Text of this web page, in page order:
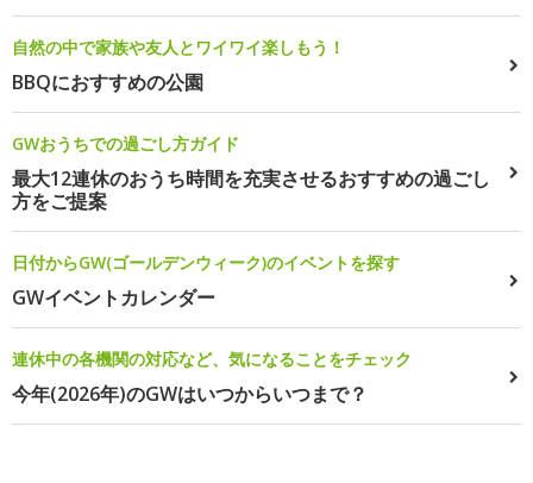
自然の中で家族や友人とワイワイ楽しもう！
BBQにおすすめの公園
GWおうちでの過ごし方ガイド
最大12連休のおうち時間を充実させるおすすめの過ごし
方をご提案
日付からGW(ゴールデンウィーク)のイベントを探す
GWイベントカレンダー
連休中の各機関の対応など、気になることをチェック
今年(2026年)のGWはいつからいつまで？